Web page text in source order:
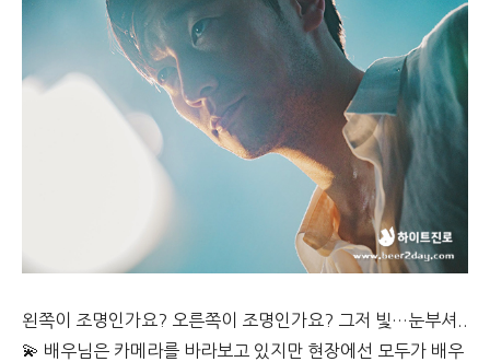
왼쪽이 조명인가요? 오른쪽이 조명인가요? 그저 빛…눈부셔..
💫 배우님은 카메라를 바라보고 있지만 현장에선 모두가 배우